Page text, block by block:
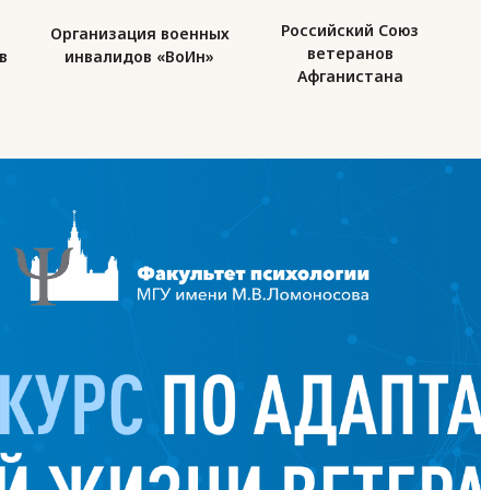
Российский Союз
ветеранов
Государственный
фонд «Защитники
Отечества»